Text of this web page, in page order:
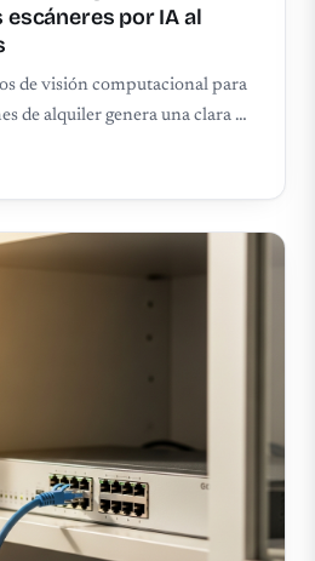
por IA al
de visión computacional para
de alquiler genera una clara …